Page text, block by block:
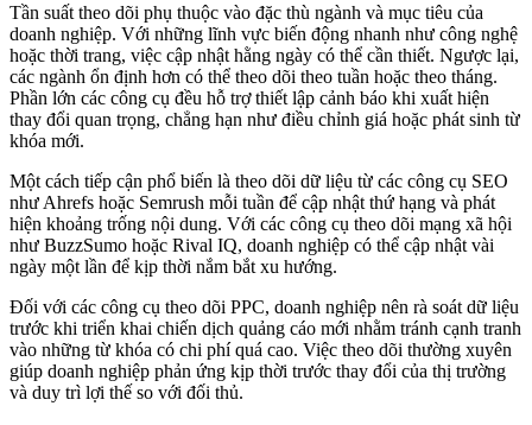
Tần suất theo dõi phụ thuộc vào đặc thù ngành và mục tiêu của
doanh nghiệp. Với những lĩnh vực biến động nhanh như công nghệ
hoặc thời trang, việc cập nhật hằng ngày có thể cần thiết. Ngược lại,
các ngành ổn định hơn có thể theo dõi theo tuần hoặc theo tháng.
Phần lớn các công cụ đều hỗ trợ thiết lập cảnh báo khi xuất hiện
thay đổi quan trọng, chẳng hạn như điều chỉnh giá hoặc phát sinh từ
khóa mới.
Một cách tiếp cận phổ biến là theo dõi dữ liệu từ các công cụ SEO
như Ahrefs hoặc Semrush mỗi tuần để cập nhật thứ hạng và phát
hiện khoảng trống nội dung. Với các công cụ theo dõi mạng xã hội
như BuzzSumo hoặc Rival IQ, doanh nghiệp có thể cập nhật vài
ngày một lần để kịp thời nắm bắt xu hướng.
Đối với các công cụ theo dõi PPC, doanh nghiệp nên rà soát dữ liệu
trước khi triển khai chiến dịch quảng cáo mới nhằm tránh cạnh tranh
vào những từ khóa có chi phí quá cao. Việc theo dõi thường xuyên
giúp doanh nghiệp phản ứng kịp thời trước thay đổi của thị trường
và duy trì lợi thế so với đối thủ.